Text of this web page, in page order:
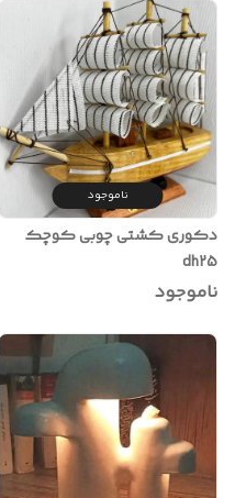
ناموجود
دکوری کشتی چوبی کوچک
dh25
ناموجود